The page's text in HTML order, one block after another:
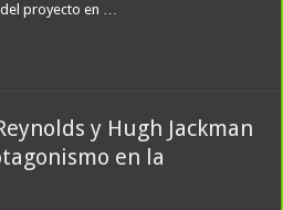
proyecto en …
y Hugh Jackman
en la